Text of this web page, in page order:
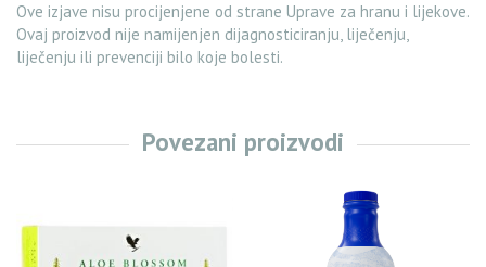
Ove izjave nisu procijenjene od strane Uprave za hranu i lijekove.
Ovaj proizvod nije namijenjen dijagnosticiranju, liječenju,
liječenju ili prevenciji bilo koje bolesti.
Povezani proizvodi